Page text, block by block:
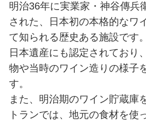
明治36年に実業家・神谷傳兵
された、日本初の本格的なワ
て知られる歴史ある施設です。
日本遺産にも認定されており
物や当時のワイン造りの様子
す。
また、明治期のワイン貯蔵庫
トランでは、地元の食材を使